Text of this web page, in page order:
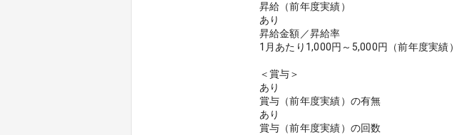
昇給（前年度実績）
あり
昇給金額／昇給率
1月あたり1,000円～5,000円（前年度実績）
＜賞与＞
あり
賞与（前年度実績）の有無
あり
賞与（前年度実績）の回数